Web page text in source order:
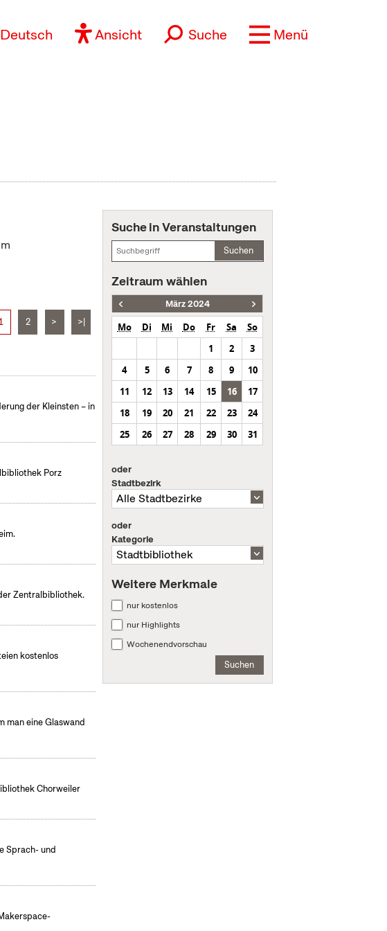
Deutsch Ansicht Suche Menü
2 > >|
der Kleinsten – in
Porz
Zentralbibliothek.
kostenlos
man eine Glaswand
Chorweiler
Sprach- und
Suche in Veranstaltungen
Suchen
Zeitraum wählen
März 2024
Mo Di Mi Do Fr Sa
So
1
2
3
4
5 6 7 8 9
10
11
12 13 14 15 16
17
18
19 20 21 22 23
24
25
26 27 28 29 30 31
oder
Stadtbezirk
oder
Kategorie
Weitere Merkmale
nur kostenlos
nur Highlights
Wochenendvorschau
Suchen